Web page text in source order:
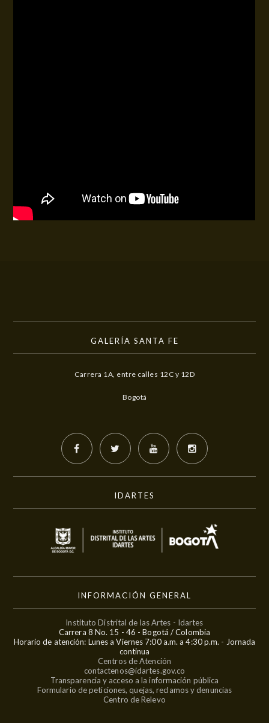
GALERÍA SANTA FE
Carrera 1A, entre calles 12C y 12D
Bogotá
IDARTES
INFORMACIÓN GENERAL
Instituto Distrital de las Artes - Idartes
Carrera 8 No. 15 - 46 - Bogotá / Colombia
Horario de atención: Lunes a Viernes 7:00 a.m. a 4:30 p.m. - Jornada
continua
Centros de Atención
contactenos@idartes.gov.co
Transparencia y acceso a la información pública
Formulario de peticiones, quejas, reclamos y denuncias
Centro de Relevo